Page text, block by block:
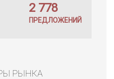
2 778
ПРЕДЛОЖЕНИЙ
РЫНКА